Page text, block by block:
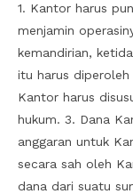
1. Kantor harus
menjamin
kemandirian,
itu harus diperoleh
Kantor harus
hukum. 3. Dana
anggaran untuk
secara sah oleh
dana dari suatu